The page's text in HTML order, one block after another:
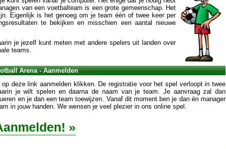
van een voetbalteam is een grote gemeenschap. Het
Eigenlijk is het genoeg om je team één of twee keer per
te bekijken en misschien een aantal nieuwe
je jezelf kunt meten met andere spelers uit landen over
teams.
Arena - Aanmelden
deze link aanmelden klikken. De registratie voor het spel verloopt in twee
je wilt spelen en daarna de naam van je team. Je aanvraag zal dan
en je dan een team toewijzen. Vanaf dit moment ben je dan én manager
in jouw handen. We wensen je veel plezier in ons online spel.
»